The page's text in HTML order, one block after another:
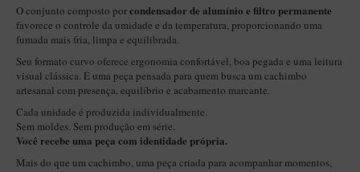
New Rose Polido
Petrus
Piccolo
Premium
Sextavado
Zuccardi
Callia
O conjunto composto porcondensador de alumínio e filtro permanente
favorece o controle da umidade e da temperatura, proporcionando uma
fumada mais fria, limpa e equilibrada.
Seu formato curvo oferece ergonomia confortável, boa pegada e uma leitura
visual clássica. É uma peça pensada para quem busca um cachimbo
artesanal com presença, equilíbrio e acabamento marcante.
Cada unidade é produzida individualmente.
Sem moldes. Sem produção em série.
Você recebe uma peça com identidade própria.
Mais do que um cachimbo, uma peça criada para acompanhar momentos,